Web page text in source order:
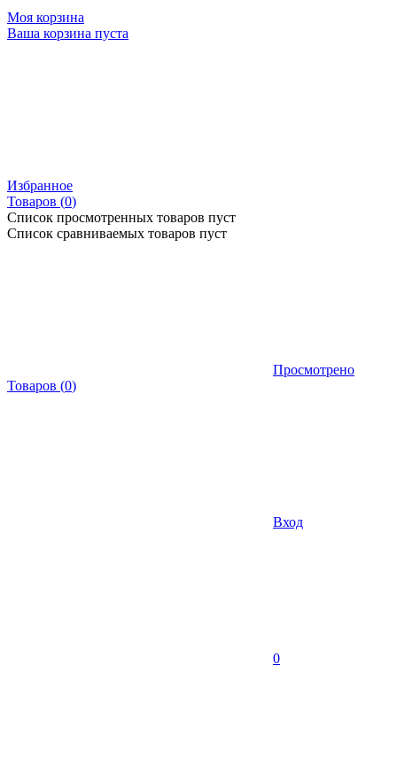
Моя корзина
Ваша корзина пуста
Избранное
Товаров (0)
Список просмотренных товаров пуст
Список сравниваемых товаров пуст
Просмотрено
Товаров (0)
Вход
0